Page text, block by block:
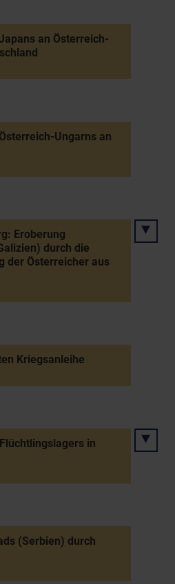
an Österreich-
Ungarns an
Eroberung
durch die
der Österreicher aus
Kriegsanleihe
in
(Serbien) durch